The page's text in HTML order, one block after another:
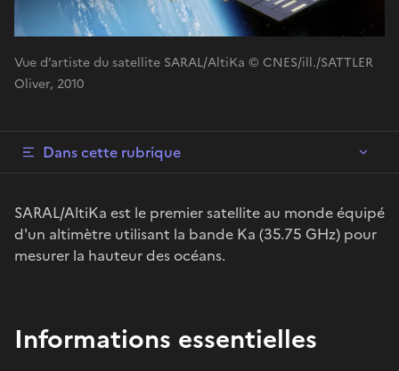
Vue d’artiste du satellite SARAL/AltiKa © CNES/ill./SATTLER
Oliver, 2010
Dans cette rubrique
SARAL/AltiKa est le premier satellite au monde équipé
d'un altimètre utilisant la bande Ka (35.75 GHz) pour
mesurer la hauteur des océans.
Informations essentielles